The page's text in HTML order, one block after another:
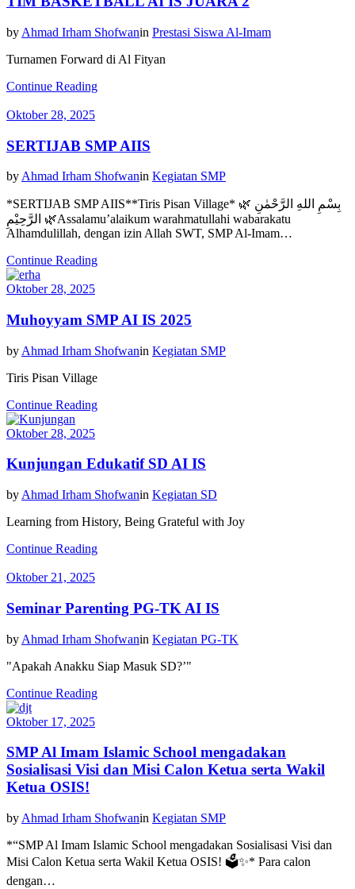
by Ahmad Irham Shofwanin Prestasi Siswa Al-Imam
Turnamen Forward di Al Fityan
Continue Reading
Oktober 28, 2025
SERTIJAB SMP AIIS
by Ahmad Irham Shofwanin Kegiatan SMP
*SERTIJAB SMP AIIS**Tiris Pisan Village* 🌿 بِسْمِ اللهِ الرَّحْمٰنِ
الرَّحِيْمِ 🌿Assalamu’alaikum warahmatullahi wabarakatu
Alhamdulillah, dengan izin Allah SWT, SMP Al-Imam…
Continue Reading
Oktober 28, 2025
Muhoyyam SMP AI IS 2025
by Ahmad Irham Shofwanin Kegiatan SMP
Tiris Pisan Village
Continue Reading
Oktober 28, 2025
Kunjungan Edukatif SD AI IS
by Ahmad Irham Shofwanin Kegiatan SD
Learning from History, Being Grateful with Joy
Continue Reading
Oktober 21, 2025
Seminar Parenting PG-TK AI IS
by Ahmad Irham Shofwanin Kegiatan PG-TK
"Apakah Anakku Siap Masuk SD?’"
Continue Reading
Oktober 17, 2025
SMP Al Imam Islamic School mengadakan
Sosialisasi Visi dan Misi Calon Ketua serta Wakil
Ketua OSIS!
by Ahmad Irham Shofwanin Kegiatan SMP
*“SMP Al Imam Islamic School mengadakan Sosialisasi Visi dan
Misi Calon Ketua serta Wakil Ketua OSIS! 🗳️✨* Para calon
dengan…